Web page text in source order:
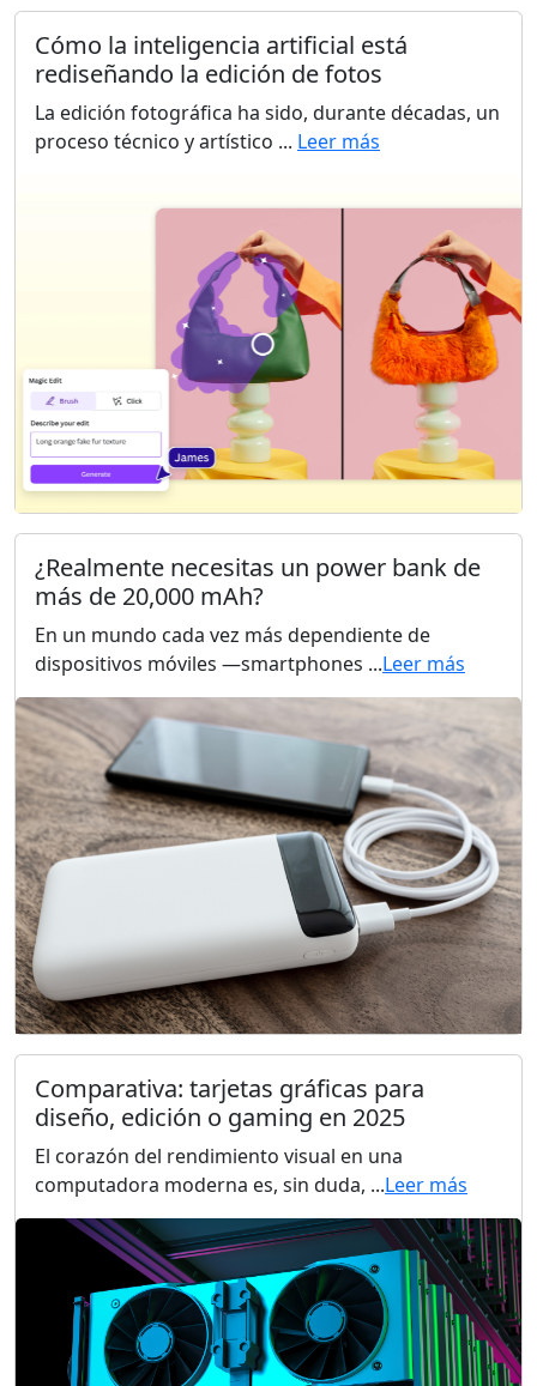
Cómo la inteligencia artificial está
rediseñando la edición de fotos
La edición fotográfica ha sido, durante décadas, un
proceso técnico y artístico ... Leer más
¿Realmente necesitas un power bank de
más de 20,000 mAh?
En un mundo cada vez más dependiente de
dispositivos móviles —smartphones ...Leer más
Comparativa: tarjetas gráficas para
diseño, edición o gaming en 2025
El corazón del rendimiento visual en una
computadora moderna es, sin duda, ...Leer más